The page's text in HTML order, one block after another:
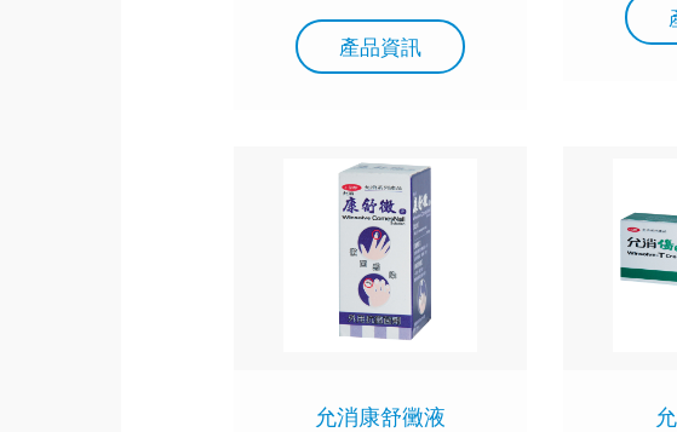
產品資訊
允消康舒黴液